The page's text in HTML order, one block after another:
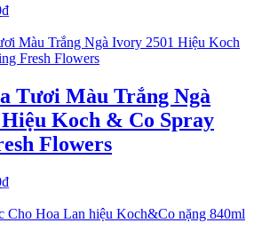
₫
Tươi Màu Trắng Ngà
Koch & Co Spray
Flowers
₫